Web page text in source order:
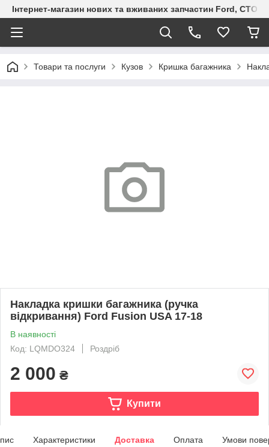
Інтернет-магазин нових та вживаних запчастин Ford, СТО
Товари та послуги Кузов Кришка багажника
Накладка кришки багажника (ручка
відкривання) Ford Fusion USA 17-18
В наявності
Код: LQMDO324
Роздріб
2 000 ₴
Купити
Характеристики Доставка Оплата Умови